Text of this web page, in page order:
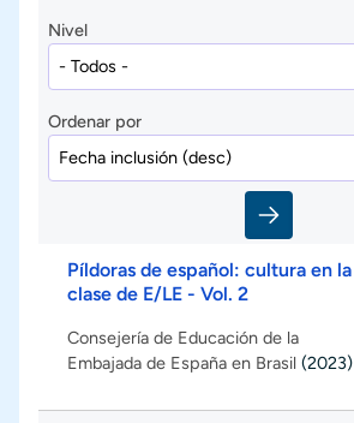
Nivel
Ordenar por
Píldoras de español: cultura en la
clase de E/LE - Vol. 2
Consejería de Educación de la
Embajada de España en Brasil (2023)